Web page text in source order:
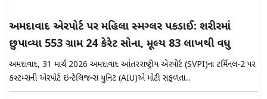
અમદાવાદ એરપોર્ટ પર મહિલા સ્મગ્લર પકડાઈ: શરીરમાં
છુપાવ્યા 553 ગ્રામ 24 કેરેટ સોના, મૂલ્ય 83 લાખથી વધુ
અમદાવાદ, 31 માર્ચ 2026 અમદાવાદ આંતરરાષ્ટ્રીય એરપોર્ટ (SVPI)ના ટર્મિનલ-2 પર
કસ્ટમ્સની એરપોર્ટ ઇન્ટેલિજન્સ યુનિટ (AIU)એ મોટી સફળતા...